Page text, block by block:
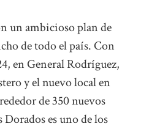
un ambicioso plan de
de todo el país. Con
en General Rodríguez,
y el nuevo local en
de 350 nuevos
es uno de los